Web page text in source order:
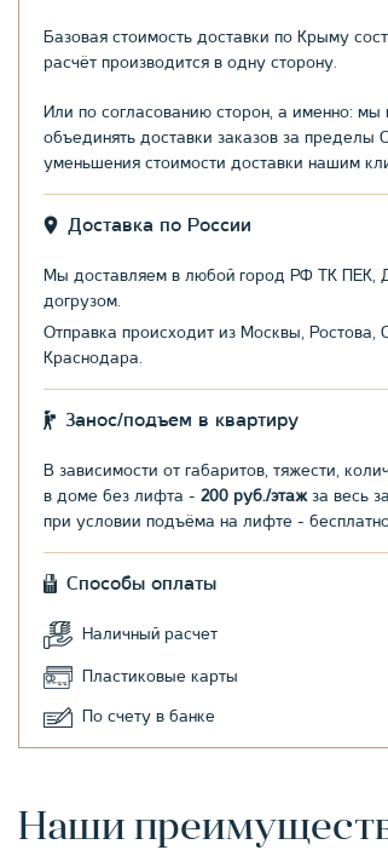
Базовая стоимость доставки по Крыму
расчёт производится в одну сторону.
Или по согласованию сторон, а именно: мы
объединять доставки заказов за
уменьшения стоимости доставки нашим
Доставка по России
Мы доставляем в любой город РФ ТК ПЕК,
догрузом.
Отправка происходит из Москвы, Ростова,
Краснодара.
Занос/подъем в квартиру
В зависимости от габаритов, тяжести,
в доме без лифта - 200 руб./этажза весь
при условии подъёма на лифте -
Способы оплаты
Наличный расчет
Пластиковые карты
По счету в банке
Наши